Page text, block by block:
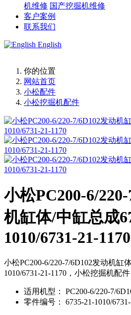
机维修 国产挖掘机维修
客户案例
联系我们
English
你的位置
网站首页
小松配件
小松挖掘机配件
小松PC200-6/
机缸体/中缸总成
1010/6731-21-1170
小松PC200-6/220-7/6D102发动机缸
1010/6731-21-1170，小松挖掘机配
适用机型：
PC200-6/220-7/
零件编号：
6735-21-1010/